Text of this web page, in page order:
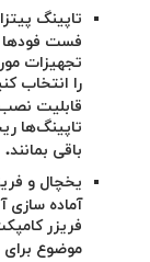
تاپینگ
فست فودها
تجهیزات
را انتخاب
قابلیت نصب
تاپینگ‌ها
باقی بمانند.
یخچال و
آماده سازی
فریزر
موضوع برای